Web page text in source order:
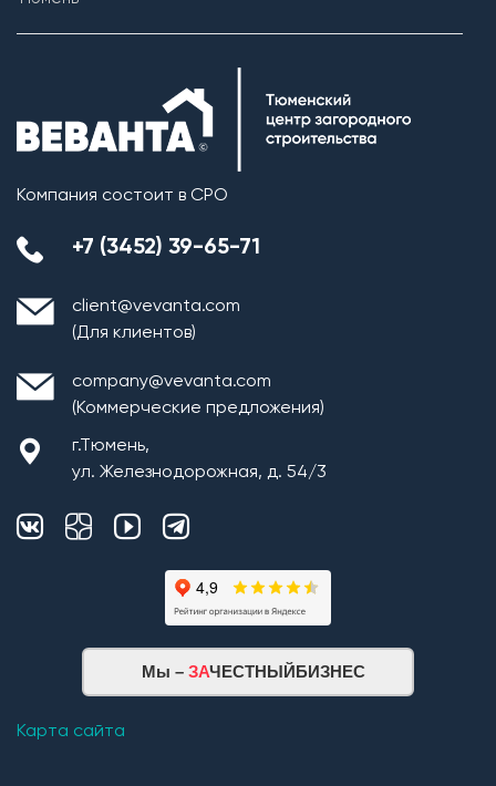
Компания состоит в СРО
+7 (3452) 39-65-71
client@vevanta.com
(Для клиентов)
company@vevanta.com
(Коммерческие предложения)
г.Тюмень,
ул. Железнодорожная, д. 54/3
Мы – ЗАЧЕСТНЫЙБИЗНЕС
Карта сайта